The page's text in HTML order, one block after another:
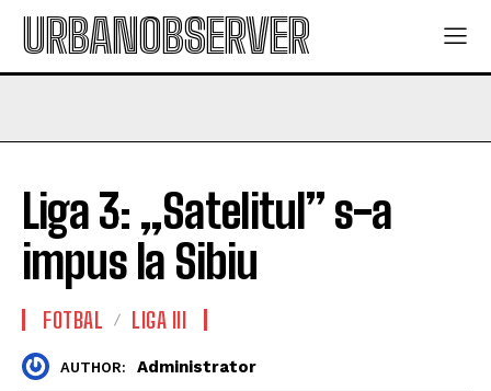
URBANOBSERVER
Liga 3: „Satelitul” s-a
impus la Sibiu
FOTBAL LIGA III
AUTHOR: Administrator